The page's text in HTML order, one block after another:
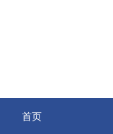
首页